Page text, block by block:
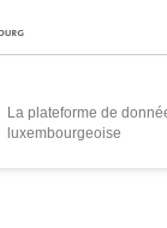
La plateforme de